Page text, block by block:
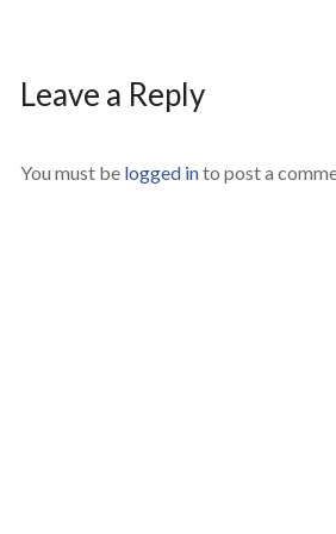
Leave a Reply
You must be logged into post a